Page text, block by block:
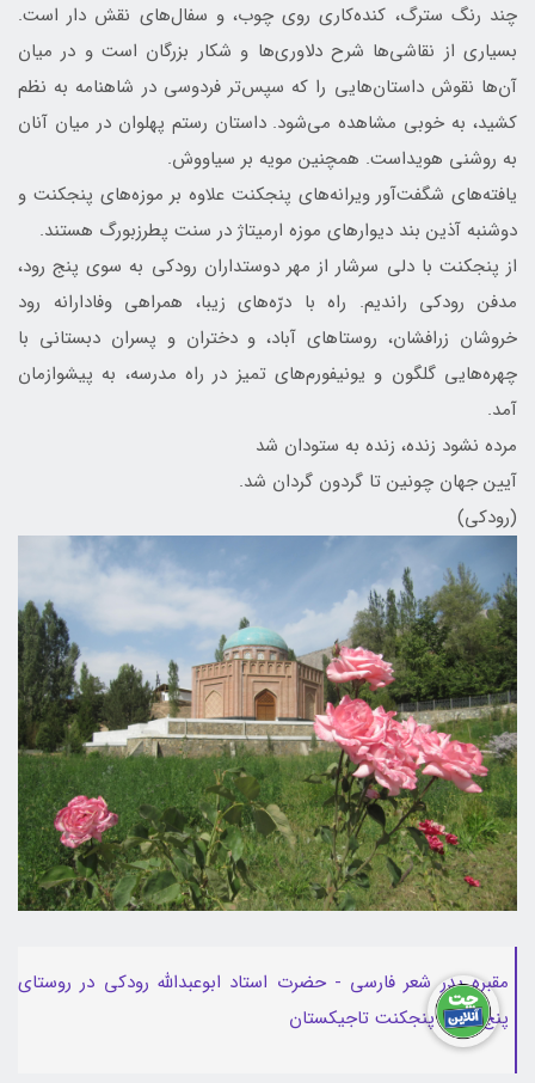
چند رنگ سترگ، کنده‌کاری روی چوب، و سفال‌های نقش دار است.
بسیاری از نقاشی‌ها شرح دلاوری‌ها و شکار بزرگان است و در میان
آن‌ها نقوش داستان‌هایی را که سپس‌تر فردوسی در شاهنامه به نظم
کشید، به خوبی مشاهده می‌شود. داستان رستم پهلوان در میان آنان
به روشنی هویداست. همچنین مویه بر سیاووش.
یافته‌های شگفت‌آور ویرانه‌های پنجکنت علاوه بر موزه‌های پنجکنت و
دوشنبه آذین بند دیوارهای موزه ارمیتاژ در سنت پطرزبورگ هستند.
از پنجکنت با دلی سرشار از مهر دوستداران رودکی به سوی پنج رود،
مدفن رودکی راندیم. راه با درّه‌های زیبا، همراهی وفادارانه رود
خروشان زرافشان، روستاهای آباد، و دختران و پسران دبستانی با
چهره‌هایی گلگون و یونیفورم‌های تمیز در راه مدرسه، به پیشوازمان
آمد.
مرده نشود زنده، زنده به ستودان شد
آیین جهان چونین تا گردون گردان شد.
(رودکی)
مقبره پدر شعر فارسی - حضرت استاد ابوعبدالله رودکی در روستای
پنج رود - پنجکنت تاجیکستان